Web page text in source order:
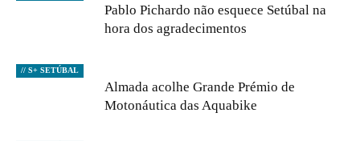
Pablo Pichardo não esquece Setúbal na
hora dos agradecimentos
// S+ SETÚBAL
Almada acolhe Grande Prémio de
Motonáutica das Aquabike